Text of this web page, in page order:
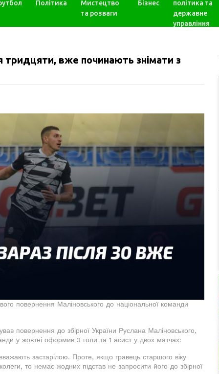
Політика
Мистецтво
та розваги
Бізнес
політика та
державне
управління
вже починають знімати з
повернення Маліновського до національної команди
повернення до збірної України Руслана Маліновського,
у жовтні оформив 3 голи та 1 асист у двох матчах:
застарілою. Проте, якщо гравець старшого віку
то немає жодних підстав не запросити його до збірної